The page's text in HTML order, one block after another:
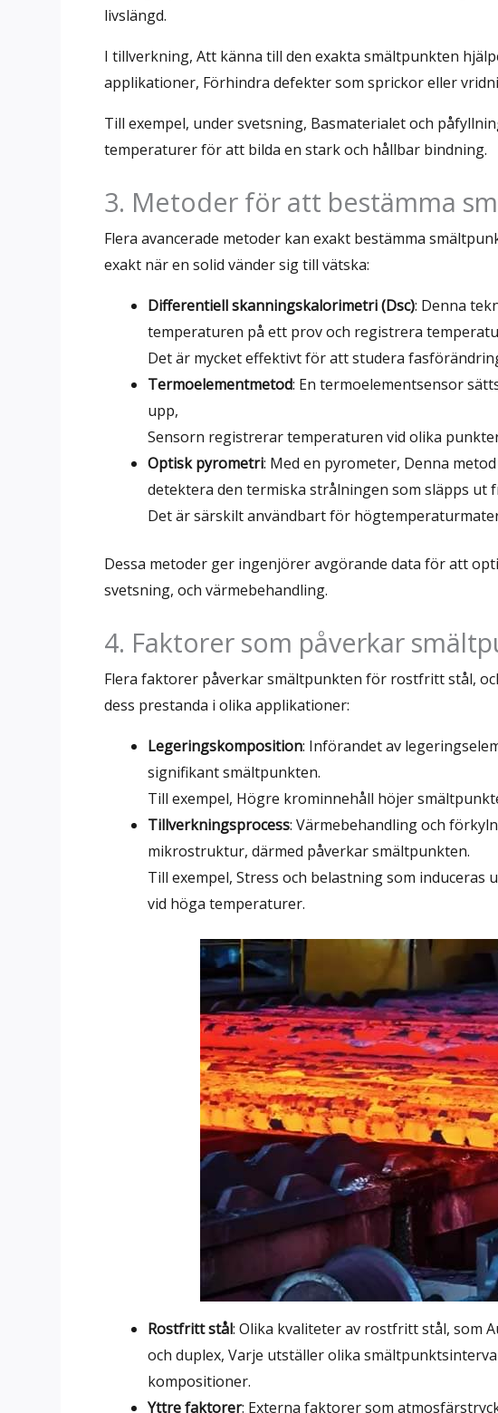
livslängd.
I tillverkning, Att känna till den exakta smältpunkten
applikationer, Förhindra defekter som sprickor eller
Till exempel, under svetsning, Basmaterialet och
temperaturer för att bilda en stark och hållbar bindning.
3. Metoder för att bestämma
Flera avancerade metoder kan exakt bestämma
exakt när en solid vänder sig till vätska:
Differentiell skanningskalorimetri (Dsc): Denna
temperaturen på ett prov och registrera
Det är mycket effektivt för att studera
Termoelementmetod: En termoelementsensor
upp,
Sensorn registrerar temperaturen vid olika
Optisk pyrometri: Med en pyrometer, Denna
detektera den termiska strålningen som släpps ut
Det är särskilt användbart för
Dessa metoder ger ingenjörer avgörande data för att
svetsning, och värmebehandling.
4. Faktorer som påverkar
Flera faktorer påverkar smältpunkten för rostfritt stål,
dess prestanda i olika applikationer:
Legeringskomposition: Införandet av
signifikant smältpunkten.
Till exempel, Högre krominnehåll höjer
Tillverkningsprocess: Värmebehandling och
mikrostruktur, därmed påverkar smältpunkten.
Till exempel, Stress och belastning som
vid höga temperaturer.
Rostfritt stål: Olika kvaliteter av rostfritt stål, som
och duplex, Varje utställer olika
kompositioner.
Yttre faktorer: Externa faktorer som